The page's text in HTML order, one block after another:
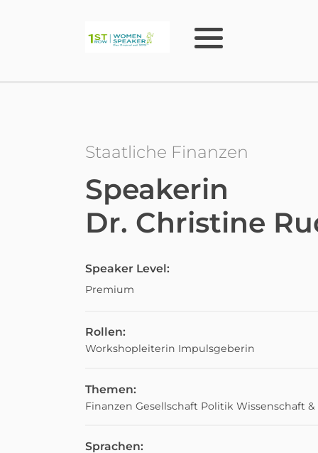
Staatliche Finanzen
Speakerin
Dr. Christine
Speaker Level:
Premium
Rollen:
Workshopleiterin Impulsgeberin
Themen:
Finanzen Gesellschaft Politik Wissenschaft
Sprachen: